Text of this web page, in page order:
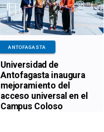
Universidad de
Antofagasta inaugura
mejoramiento del
acceso universal en el
Campus Coloso
ANTOFAGASTA